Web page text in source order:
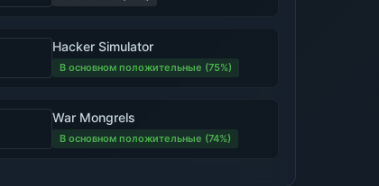
Hacker Simulator
В основном положительные (75%)
War Mongrels
В основном положительные (74%)